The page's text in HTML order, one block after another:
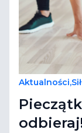
Aktualności,